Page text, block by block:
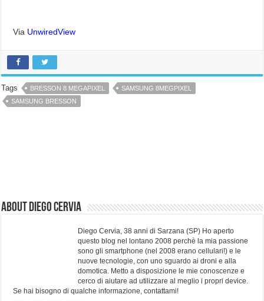
Via UnwiredView
Tags BRESSON 8 MEGAPIXEL
SAMSUNG 8MEGPIXEL
SAMSUNG BRESSON
About Diego Cervia
Diego Cervia, 38 anni di Sarzana (SP) Ho aperto
questo blog nel lontano 2008 perchè la mia passione
sono gli smartphone (nel 2008 erano cellulari!) e le
nuove tecnologie, con uno sguardo ai droni e alla
domotica. Metto a disposizione le mie conoscenze e
cerco di aiutare ad utilizzare al meglio i propri device.
Se hai bisogno di qualche informazione, contattami!